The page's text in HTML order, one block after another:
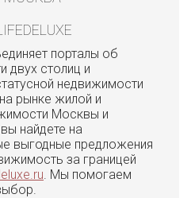
порталы об
двух столиц и
недвижимости
рынке жилой и
Москвы и
найдете на
выгодные предложения
за границей
. Мы помогаем